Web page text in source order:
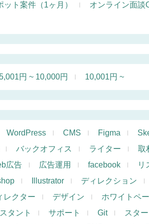
ット案件（1ヶ月） オンライン面談
円 ~ 10,000円 10,001円 ~
WordPress CMS Figma
バックオフィス ライター 取
広告 広告運用 facebook リ
Illustrator
ディレクション
レクター デザイン ホワイトペ
タント サポート Git スタ